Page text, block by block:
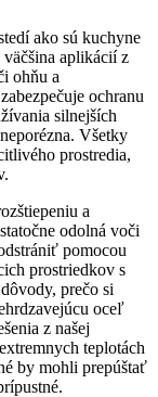
ako sú kuchyne
väčšina aplikácií z
ohňu a
ochranu
silnejších
Všetky
prostredia,
a
odolná voči
pomocou
prostriedkov s
prečo si
oceľ
z našej
teplotách
by mohli prepúštať